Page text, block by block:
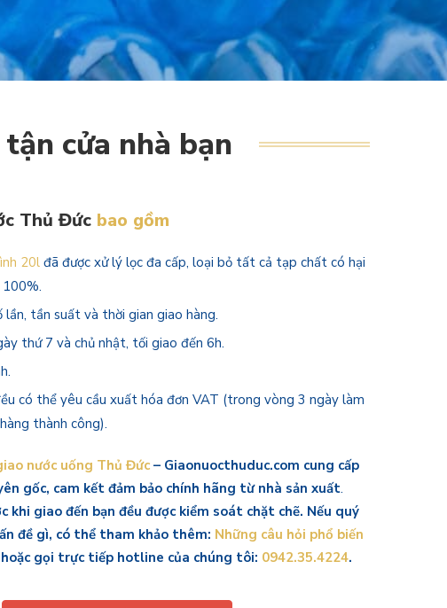
cửa nhà bạn
Thủ Đức bao gồm
20l đã được xử lý lọc đa cấp, loại bỏ tất cả tạp chất có hại
lần, tần suất và thời gian giao hàng.
thứ 7 và chủ nhật, tối giao đến 6h.
có thể yêu cầu xuất hóa đơn VAT (trong vòng 3 ngày làm
thành công).
nước uống Thủ Đức – Giaonuocthuduc.com cung cấp
gốc, cam kết đảm bảo chính hãng từ nhà sản xuất.
khi giao đến bạn đều được kiểm soát chặt chẽ. Nếu quý
đề gì, có thể tham khảo thêm: Những câu hỏi phổ biến
gọi trực tiếp hotline của chúng tôi: 0942.35.4224.